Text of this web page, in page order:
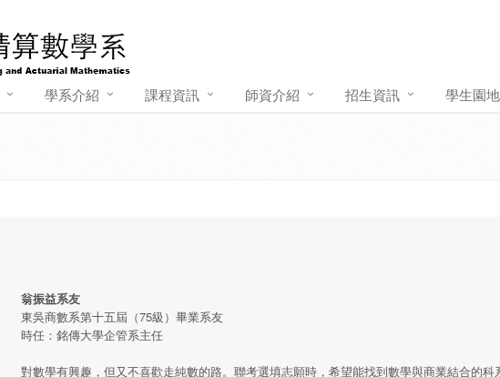
學系介紹 課程資訊 師資介紹 招生資訊 學生園地
翁振益系友
東吳商數系第十五屆（75級）畢業系友
時任：銘傳大學企管系主任
對數學有興趣，但又不喜歡走純數的路。聯考選填志願時，希望能找到數學與商業結合的